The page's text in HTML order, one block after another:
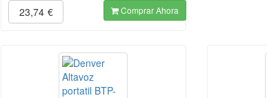
23,74 € Comprar Ahora